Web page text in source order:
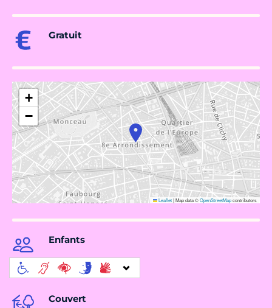
Gratuit
+
−
Leaflet|Map data ©OpenStreetMapcontributors
Enfants
Couvert